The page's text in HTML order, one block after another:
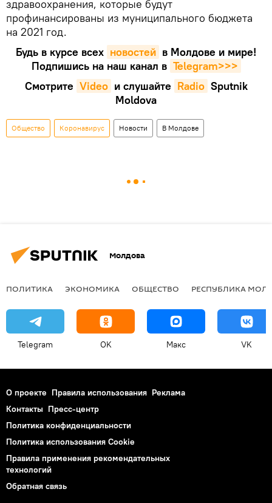
здравоохранения, которые будут
профинансированы из муниципального бюджета
на 2021 год.
Будь в курсе всех новостей в Молдове и мире!
Подпишись на наш канал в Telegram>>>
Смотрите Video и слушайте Radio Sputnik
Moldova
Общество Коронавирус Новости В Молдове
Молдова
ПОЛИТИКА ЭКОНОМИКА ОБЩЕСТВО РЕСПУБЛИКА
Telegram OK Макс VK
О проекте Правила использования Реклама
Контакты Пресс-центр
Политика конфиденциальности
Политика использования Cookie
Правила применения рекомендательных
технологий
Обратная связь